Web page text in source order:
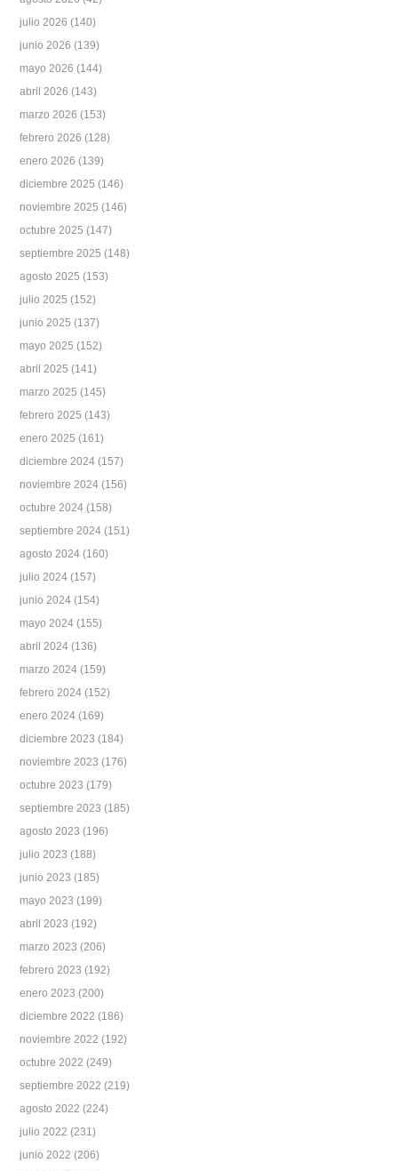
julio 2026 (140)
junio 2026 (139)
mayo 2026 (144)
abril 2026 (143)
marzo 2026 (153)
febrero 2026 (128)
enero 2026 (139)
diciembre 2025 (146)
noviembre 2025 (146)
octubre 2025 (147)
septiembre 2025 (148)
agosto 2025 (153)
julio 2025 (152)
junio 2025 (137)
mayo 2025 (152)
abril 2025 (141)
marzo 2025 (145)
febrero 2025 (143)
enero 2025 (161)
diciembre 2024 (157)
noviembre 2024 (156)
octubre 2024 (158)
septiembre 2024 (151)
agosto 2024 (160)
julio 2024 (157)
junio 2024 (154)
mayo 2024 (155)
abril 2024 (136)
marzo 2024 (159)
febrero 2024 (152)
enero 2024 (169)
diciembre 2023 (184)
noviembre 2023 (176)
octubre 2023 (179)
septiembre 2023 (185)
agosto 2023 (196)
julio 2023 (188)
junio 2023 (185)
mayo 2023 (199)
abril 2023 (192)
marzo 2023 (206)
febrero 2023 (192)
enero 2023 (200)
diciembre 2022 (186)
noviembre 2022 (192)
octubre 2022 (249)
septiembre 2022 (219)
agosto 2022 (224)
julio 2022 (231)
junio 2022 (206)